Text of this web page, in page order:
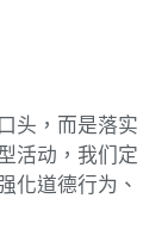
头，而是落实
活动，我们定
化道德行为、